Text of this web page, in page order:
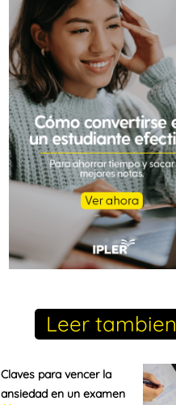
Leer tambien
Claves para vencer la
ansiedad en un examen